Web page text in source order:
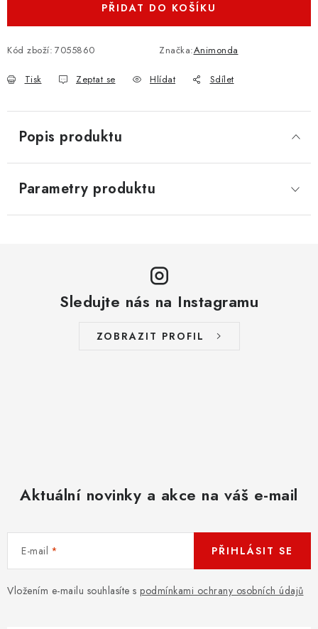
PŘIDAT DO KOŠÍKU
Kód zboží: 7055860 Značka:Animonda
Tisk Zeptat se Hlídat Sdílet
Popis produktu
Parametry produktu
Sledujte nás na Instagramu
ZOBRAZIT PROFIL
Aktuální novinky a akce na váš e-mail
E-mail
Vložením e-mailu souhlasíte s podmínkami ochrany osobních údajů
PŘIHLÁSIT SE